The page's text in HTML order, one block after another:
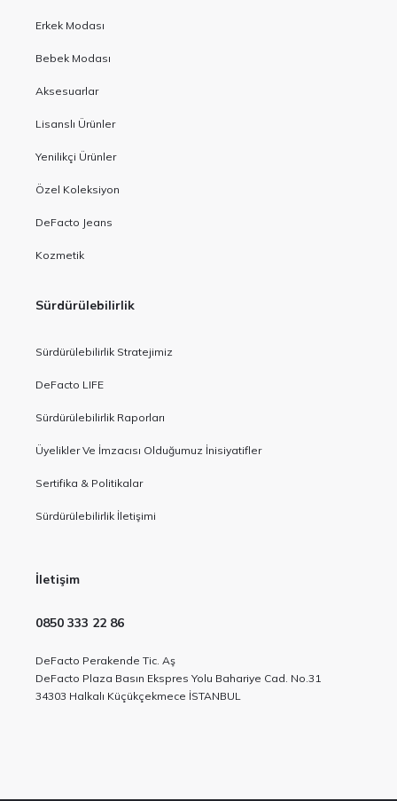
Erkek Modası
Bebek Modası
Aksesuarlar
Lisanslı Ürünler
Yenilikçi Ürünler
Özel Koleksiyon
DeFacto Jeans
Kozmetik
Sürdürülebilirlik
Sürdürülebilirlik Stratejimiz
DeFacto LIFE
Sürdürülebilirlik Raporları
Üyelikler Ve İmzacısı Olduğumuz İnisiyatifler
Sertifika & Politikalar
Sürdürülebilirlik İletişimi
İletişim
0850 333 22 86
DeFacto Perakende Tic. Aş
DeFacto Plaza Basın Ekspres Yolu Bahariye Cad. No.31
34303 Halkalı Küçükçekmece İSTANBUL